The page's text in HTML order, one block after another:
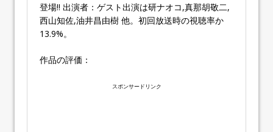
登場!! 出演者：ゲスト出演は研ナオコ,真那胡敬二,
西山知佐,油井昌由樹 他。初回放送時の視聴率か
13.9%。
作品の評価：
スポンサードリンク